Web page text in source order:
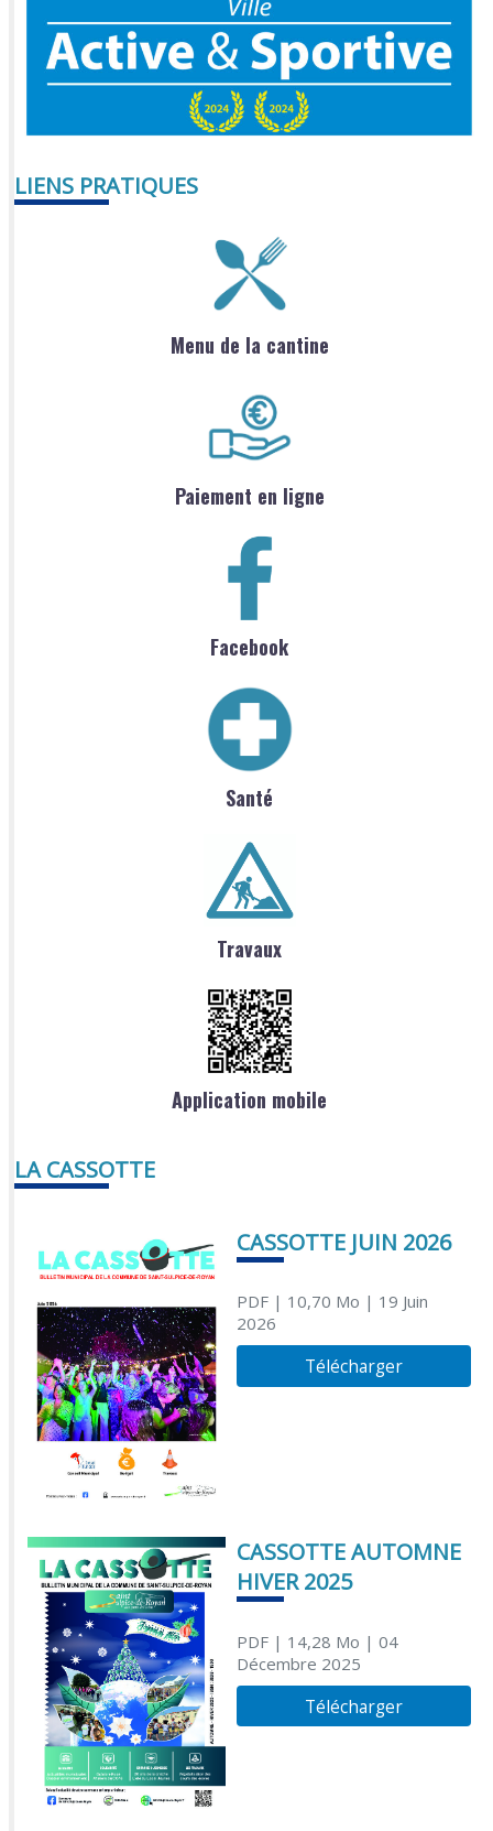
LIENS PRATIQUES
Menu de la cantine
Paiement en ligne
Facebook
Santé
Travaux
Application mobile
LA CASSOTTE
CASSOTTE JUIN 2026
PDF| 10,70 Mo | 19 Juin
2026
Télécharger
CASSOTTE AUTOMNE
HIVER 2025
PDF| 14,28 Mo | 04
Décembre 2025
Télécharger